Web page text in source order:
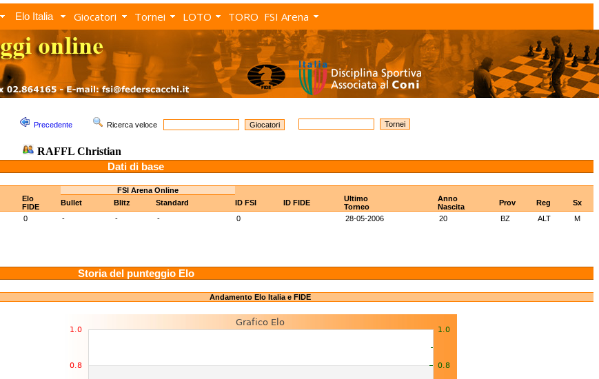
Elo Italia Giocatori Tornei LOTO TORO FSI Arena
Precedente Ricerca veloce
RAFFL Christian
Dati di base
FSI Arena Online
Elo
FIDE
Bullet Blitz Standard ID FSI ID FIDE
Ultimo
Torneo
Anno
Nascita
Prov Reg
Sx
0 - - - 0 28-05-2006 20 BZ ALT
M
Storia del punteggio Elo
Andamento Elo Italia e FIDE